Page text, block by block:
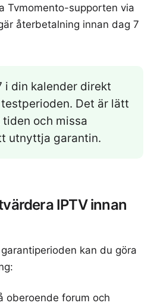
Tvmomento-supporten via
återbetalning innan dag 7
i din kalender direkt
Det är lätt
och missa
utnyttja garantin.
IPTV innan
kan du göra
oberoende forum och